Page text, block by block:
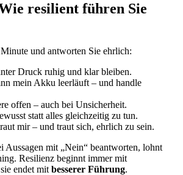
resilient führen Sie
und antworten Sie ehrlich:
Druck ruhig und klar bleiben.
mein Akku leerläuft – und handle
offen – auch bei Unsicherheit.
statt alles gleichzeitig zu tun.
mir – und traut sich, ehrlich zu sein.
Aussagen mit „Nein“ beantworten, lohnt
Resilienz beginnt immer mit
endet mit besserer Führung.